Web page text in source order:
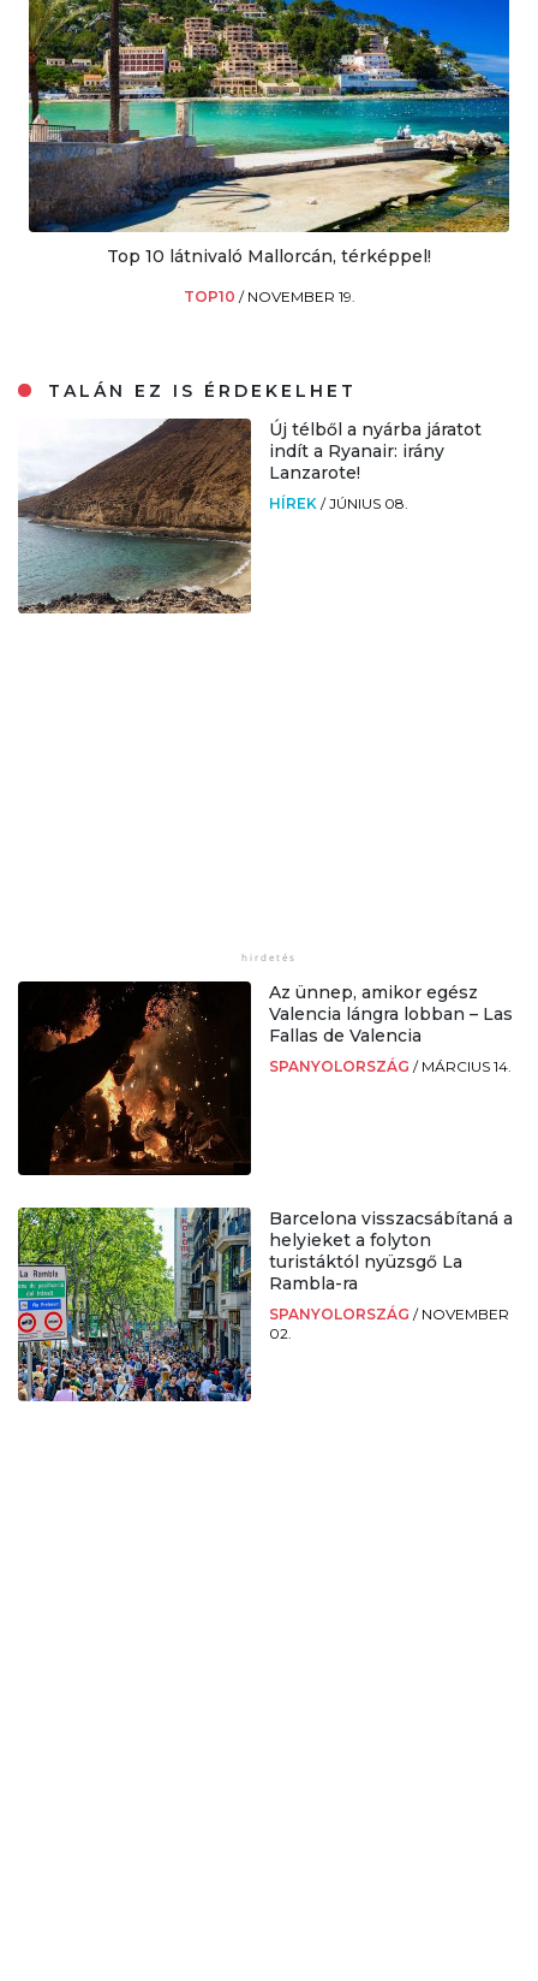
Top 10 látnivaló Mallorcán, térképpel!
TOP10 / NOVEMBER 19.
TALÁN EZ IS ÉRDEKELHET
Új télből a nyárba járatot
indít a Ryanair: irány
Lanzarote!
HÍREK /JÚNIUS 08.
Az ünnep, amikor egész
Valencia lángra lobban – Las
Fallas de Valencia
SPANYOLORSZÁG / MÁRCIUS 14.
Barcelona visszacsábítaná a
helyieket a folyton
turistáktól nyüzsgő La
Rambla-ra
SPANYOLORSZÁG / NOVEMBER
02.